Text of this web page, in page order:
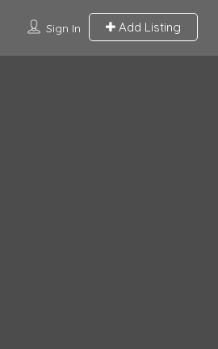
Sign In Add Listing